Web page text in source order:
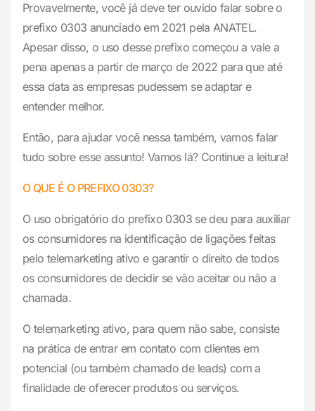
Provavelmente, você já deve ter ouvido falar sobre o
prefixo 0303 anunciado em 2021 pela ANATEL.
Apesar disso, o uso desse prefixo começou a vale a
pena apenas a partir de março de 2022 para que até
essa data as empresas pudessem se adaptar e
entender melhor.
Então, para ajudar você nessa também, vamos falar
tudo sobre esse assunto! Vamos lá? Continue a leitura!
O QUE É O PREFIXO 0303?
O uso obrigatório do prefixo 0303 se deu para auxiliar
os consumidores na identificação de ligações feitas
pelo telemarketing ativo e garantir o direito de todos
os consumidores de decidir se vão aceitar ou não a
chamada.
O telemarketing ativo, para quem não sabe, consiste
na prática de entrar em contato com clientes em
potencial (ou também chamado de leads) com a
finalidade de oferecer produtos ou serviços.